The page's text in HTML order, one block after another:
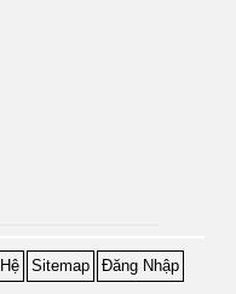
Sitemap
Đăng Nhập